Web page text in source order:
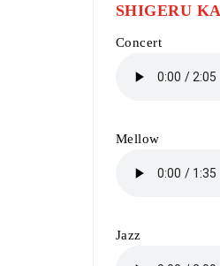
SHIGERU
Concert
Mellow
Jazz